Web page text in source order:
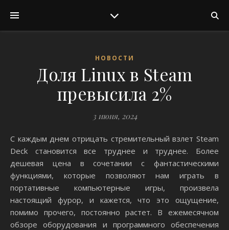
НОВОСТИ
Доля Linux в Steam
превысила 2%
3 июня, 2024
С каждым днем ​​отрицать стремительный взлет Steam
Deck становится все труднее и труднее. Более
дешевая цена в сочетании с фантастическими
функциями, которые позволяют нам играть в
портативные компьютерные игры, произвела
настоящий фурор, и кажется, что это ощущение,
помимо прочего, постоянно растет. В ежемесячном
обзоре оборудования и программного обеспечения